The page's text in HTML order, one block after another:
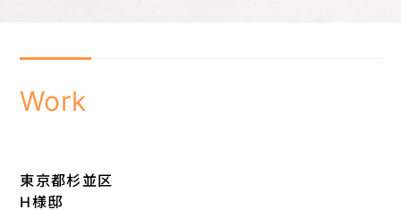
Work
東京都杉並区
H様邸